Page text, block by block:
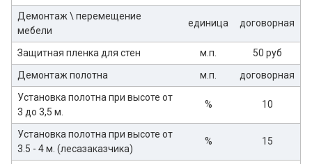
Демонтаж \ перемещение
мебели
единица договорная
Защитная пленка для стен м.п.
50 руб
Демонтаж полотна
м.п.
договорная
Установка полотна при высоте от
3 до 3,5 м.
% 10
Установка полотна при высоте от
3.5 - 4 м. (лесазаказчика)
% 15